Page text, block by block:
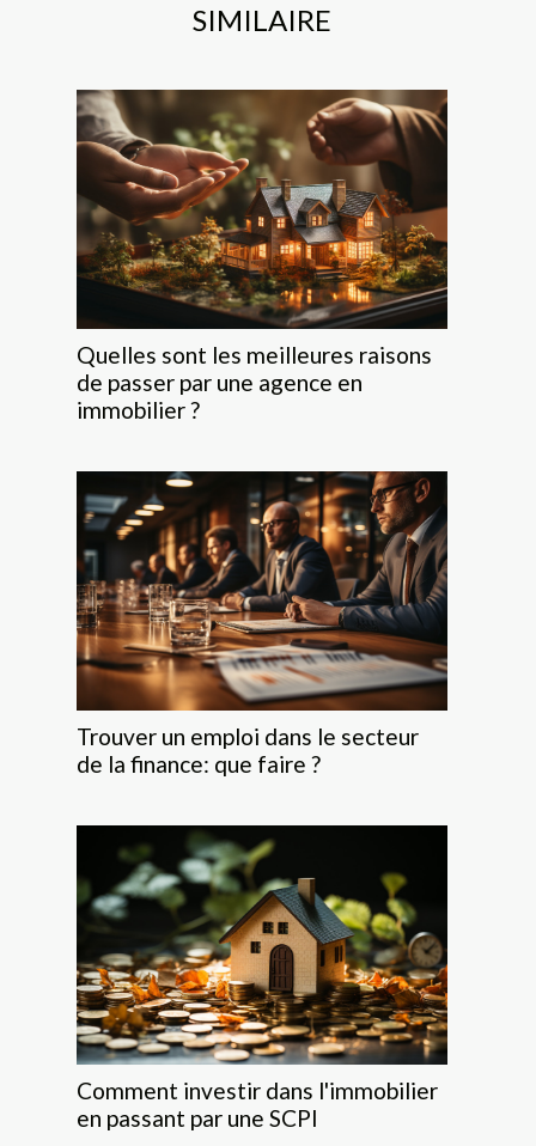
SIMILAIRE
Quelles sont les meilleures raisons
de passer par une agence en
immobilier ?
Trouver un emploi dans le secteur
de la finance: que faire ?
Comment investir dans l'immobilier
en passant par une SCPI